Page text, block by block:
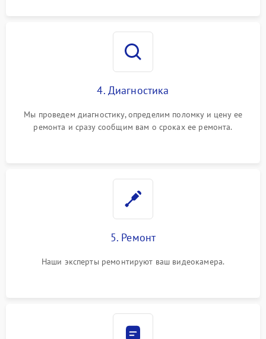
4. Диагностика
Мы проведем диагностику, определим поломку и цену ее
ремонта и сразу сообщим вам о сроках ее ремонта.
5. Ремонт
Наши эксперты ремонтируют ваш видеокамера.